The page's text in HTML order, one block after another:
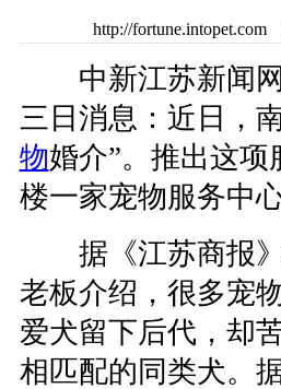
http://
中新江苏新闻网
三日消息：近日，
物婚介”。推出这项
楼一家宠物服务中心
据《江苏商报》
老板介绍，很多宠
爱犬留下后代，却
相匹配的同类犬。